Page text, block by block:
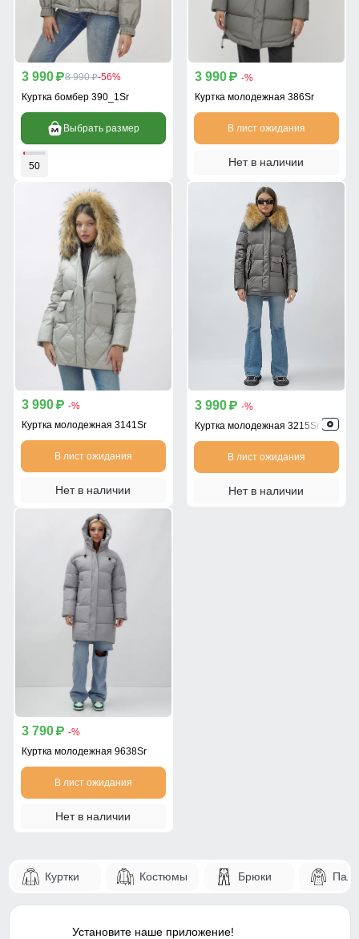
3 990 p8 990 p-56%
Куртка бомбер 390_1Sr
Выбрать размер
50
3 990 p -%
Куртка молодежная 386Sr
В лист ожидания
Нет в наличии
3 990 p -%
Куртка молодежная 3141Sr
В лист ожидания
Нет в наличии
3 990 p -%
Куртка молодежная 3215Sr
В лист ожидания
Нет в наличии
3 790 p -%
Куртка молодежная 9638Sr
В лист ожидания
Нет в наличии
Куртки Костюмы Брюки
Установите наше приложение!